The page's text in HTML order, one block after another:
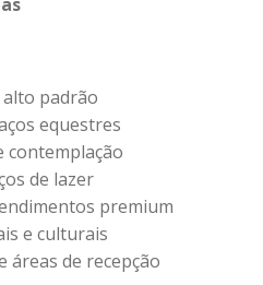
alto padrão
equestres
contemplação
de lazer
premium
e culturais
áreas de recepção